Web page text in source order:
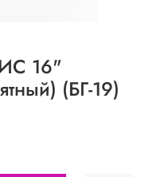
16"
(БГ-19)